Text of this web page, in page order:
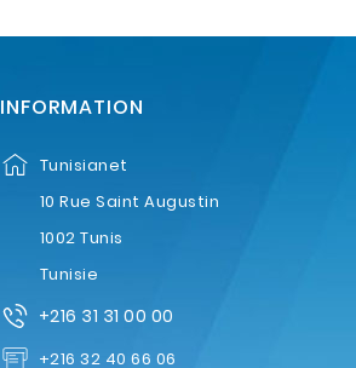
INFORMATION
Tunisianet
10 Rue Saint Augustin
1002 Tunis
Tunisie
+216 31 31 00 00
+216 32 40 66 06